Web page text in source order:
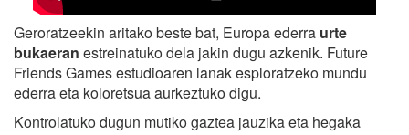
Geroratzeekin aritako beste bat, Europa ederra urte
bukaeran estreinatuko dela jakin dugu azkenik. Future
Friends Games estudioaren lanak esploratzeko mundu
ederra eta koloretsua aurkeztuko digu.
Kontrolatuko dugun mutiko gaztea jauzika eta hegaka